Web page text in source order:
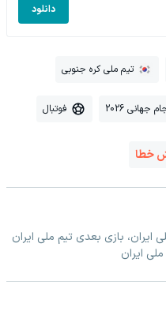
دانلود
تیم ملی کره جنوبی
جهانی 2026 فوتبال
خطا
ایران، بازی بعدی تیم ملی ایران
ایران